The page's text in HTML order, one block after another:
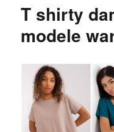
T shirty
modele